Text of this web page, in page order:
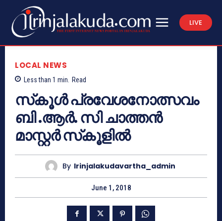
LIVE
LOCAL NEWS
Less than 1 min. Read
സ്‌കൂള്‍ പ്രവേശനോത്സവം
ബി .ആര്‍. സി ചാത്തന്‍
മാസ്റ്റര്‍ സ്‌കൂളില്‍
By Irinjalakudavartha_admin
June 1, 2018